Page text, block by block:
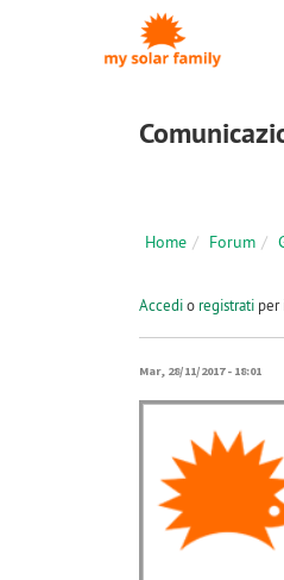
Salta al contenuto principale
Home Forum
Accedio registrati per
Mar, 28/11/2017 - 18:01